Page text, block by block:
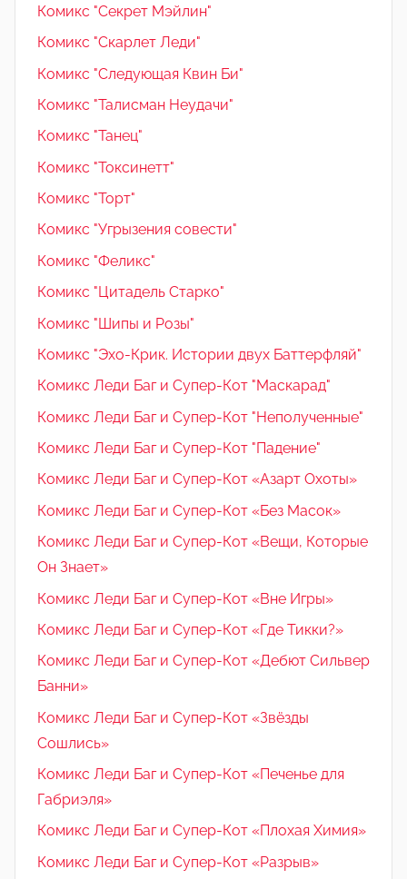
Комикс "Секрет Мэйлин"
Комикс "Скарлет Леди"
Комикс "Следующая Квин Би"
Комикс "Талисман Неудачи"
Комикс "Танец"
Комикс "Токсинетт"
Комикс "Торт"
Комикс "Угрызения совести"
Комикс "Феликс"
Комикс "Цитадель Старко"
Комикс "Шипы и Розы"
Комикс "Эхо-Крик. Истории двух Баттерфляй"
Комикс Леди Баг и Супер-Кот "Маскарад"
Комикс Леди Баг и Супер-Кот "Неполученные"
Комикс Леди Баг и Супер-Кот "Падение"
Комикс Леди Баг и Супер-Кот «Азарт Охоты»
Комикс Леди Баг и Супер-Кот «Без Масок»
Комикс Леди Баг и Супер-Кот «Вещи, Которые
Он Знает»
Комикс Леди Баг и Супер-Кот «Вне Игры»
Комикс Леди Баг и Супер-Кот «Где Тикки?»
Комикс Леди Баг и Супер-Кот «Дебют Сильвер
Банни»
Комикс Леди Баг и Супер-Кот «Звёзды
Сошлись»
Комикс Леди Баг и Супер-Кот «Печенье для
Габриэля»
Комикс Леди Баг и Супер-Кот «Плохая Химия»
Комикс Леди Баг и Супер-Кот «Разрыв»